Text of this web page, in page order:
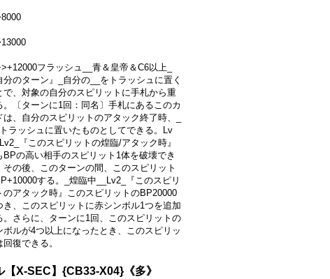
フラッシュ__青＆皇帝＆C6以上_
分のターン』_自分の__をトラッシュに置く
で、対象の自分のスピリットに手札から重
。〔ターンに1回：同名〕手札にあるこのカ
は、自分のスピリットのアタック終了時、_
トラッシュに置いたものとしてできる。Lv
『このスピリットの煌臨/アタック時』
BPの高い相手のスピリット1体を破壊でき
その後、このターンの間、このスピリット
する。_煌臨中__Lv2_『このスピリ
のアタック時』このスピリットのBP20000
き、このスピリットに赤シンボル1つを追加
。さらに、ターンに1回、このスピリットの
ボルが4つ以上になったとき、このスピリッ
回復できる。
X-SEC】{CB33-X04}《多》